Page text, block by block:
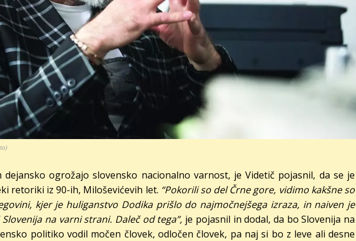
dejansko ogrožajo slovensko nacionalno varnost, je Videtič pojasnil, da se je
retoriki iz 90-ih, Miloševićevih let. “Pokorili so del Črne gore, vidimo kakšne so
kjer je huliganstvo Dodika prišlo do najmočnejšega izraza, in naiven je
na varni strani. Daleč od tega”, je pojasnil in dodal, da bo Slovenija na
politiko vodil močen človek, odločen človek, pa naj si bo z leve ali desne